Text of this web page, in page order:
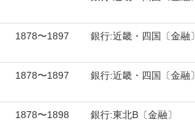
1878〜1897 銀行:近畿・四国〔金融〕
1878〜1897 銀行:近畿・四国〔金融〕
1878〜1898 銀行:東北B〔金融〕